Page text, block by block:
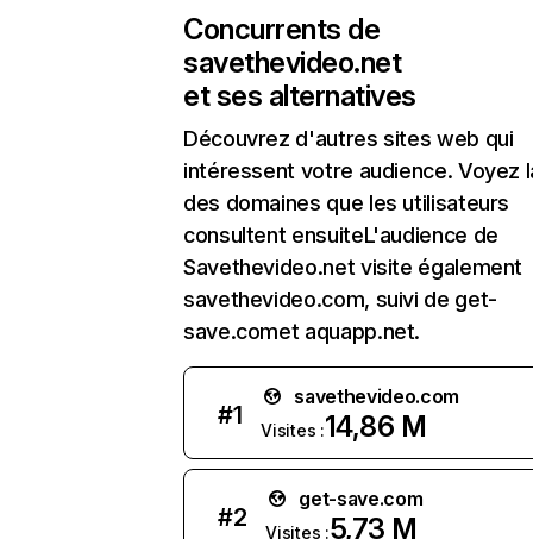
Concurrents de
savethevideo.net
et ses alternatives
Découvrez d'autres sites web qui
intéressent votre audience. Voyez
des domaines que les utilisateurs
consultent ensuiteL'audience de
Savethevideo.net visite également
savethevideo.com, suivi de get-
save.comet aquapp.net.
#1
savethevideo.com
Visites :14,86 M
#2
get-save.com
Visites :5,73 M